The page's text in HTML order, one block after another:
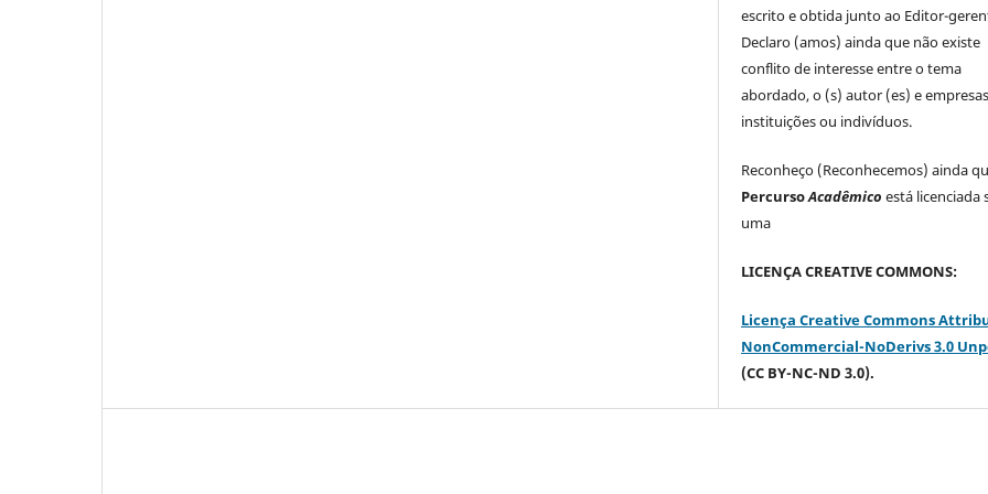
escrito e obtida junto ao Editor-
Declaro (amos) ainda que não existe
conflito de interesse entre o tema
abordado, o (s) autor (es) e
instituições ou indivíduos.
Reconheço (Reconhecemos) ainda
PercursoAcadêmico está licenciada
uma
LICENÇA CREATIVE COMMONS:
Licença Creative Commons
NonCommercial-NoDerivs 3.0
(CC BY-NC-ND 3.0).